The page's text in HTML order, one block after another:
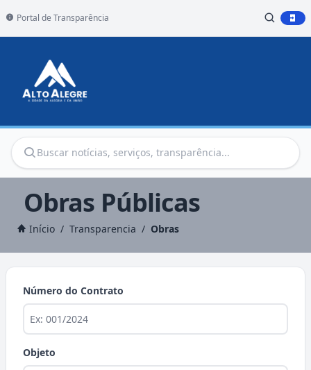
Portal de Transparência
Obras Públicas
Início / Transparencia / Obras
Número do Contrato
Objeto